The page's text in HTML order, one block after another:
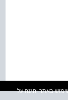
באתר והגנה על